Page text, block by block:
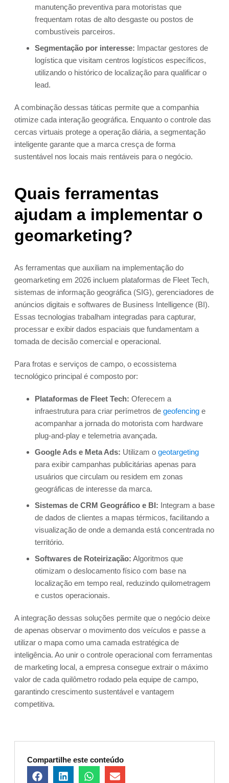
manutenção preventiva para motoristas que
frequentam rotas de alto desgaste ou postos de
combustíveis parceiros.
Segmentação por interesse: Impactar gestores de
logística que visitam centros logísticos específicos,
utilizando o histórico de localização para qualificar o
lead.
A combinação dessas táticas permite que a companhia
otimize cada interação geográfica. Enquanto o controle das
cercas virtuais protege a operação diária, a segmentação
inteligente garante que a marca cresça de forma
sustentável nos locais mais rentáveis para o negócio.
Quais ferramentas
ajudam a implementar o
geomarketing?
As ferramentas que auxiliam na implementação do
geomarketing em 2026 incluem plataformas de Fleet Tech,
sistemas de informação geográfica (SIG), gerenciadores de
anúncios digitais e softwares de Business Intelligence (BI).
Essas tecnologias trabalham integradas para capturar,
processar e exibir dados espaciais que fundamentam a
tomada de decisão comercial e operacional.
Para frotas e serviços de campo, o ecossistema
tecnológico principal é composto por:
Plataformas de Fleet Tech: Oferecem a
infraestrutura para criar perímetros de geofencing e
acompanhar a jornada do motorista com hardware
plug-and-play e telemetria avançada.
Google Ads e Meta Ads: Utilizam o geotargeting
para exibir campanhas publicitárias apenas para
usuários que circulam ou residem em zonas
geográficas de interesse da marca.
Sistemas de CRM Geográfico e BI: Integram a base
de dados de clientes a mapas térmicos, facilitando a
visualização de onde a demanda está concentrada no
território.
Softwares de Roteirização: Algoritmos que
otimizam o deslocamento físico com base na
localização em tempo real, reduzindo quilometragem
e custos operacionais.
A integração dessas soluções permite que o negócio deixe
de apenas observar o movimento dos veículos e passe a
utilizar o mapa como uma camada estratégica de
inteligência. Ao unir o controle operacional com ferramentas
de marketing local, a empresa consegue extrair o máximo
valor de cada quilômetro rodado pela equipe de campo,
garantindo crescimento sustentável e vantagem
competitiva.
Compartilhe este conteúdo